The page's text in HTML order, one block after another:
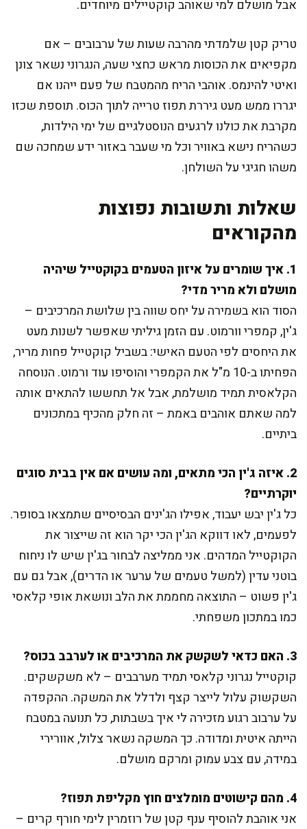
אבל מושלם למי שאוהב קוקטיילים מיוחדים.
טריק קטן שלמדתי מהרבה שעות של ערבובים – אם
מקפיאים את הכוסות מראש כחצי שעה, הנגרוני נשאר צונן
ואיטי להינמס. אוהבי הריח מהמטבח של פעם ייהנו אם
יגררו ממש מעט גיררת תפוז טרייה לתוך הכוס. תוספת שכזו
מקרבת את כולנו לרגעים הנוסטלגיים של ימי הילדות,
כשהריח נישא באוויר וכל מי שעבר באזור ידע שמחכה שם
משהו חגיגי על השולחן.
שאלות ותשובות נפוצות
מהקוראים
1. איך שומרים על איזון הטעמים בקוקטייל שיהיה
מושלם ולא מריר מדי?
הסוד הוא בשמירה על יחס שווה בין שלושת המרכיבים –
ג'ין, קמפרי וורמוט. עם הזמן גיליתי שאפשר לשנות מעט
את היחסים לפי הטעם האישי: בשביל קוקטייל פחות מריר,
הפחיתו ב-10 מ"ל את הקמפרי והוסיפו עוד ורמוט. הנוסחה
הקלאסית תמיד מושלמת, אבל אל תחששו להתאים אותה
למה שאתם אוהבים באמת – זה חלק מהכיף במתכונים
ביתיים.
2. איזה ג'ין הכי מתאים, ומה עושים אם אין בבית סוגים
יוקרתיים?
כל ג'ין יבש יעבוד, אפילו הג'ינים הבסיסיים שתמצאו בסופר.
לפעמים, לאו דווקא הג'ין הכי יקר הוא זה שייצור את
הקוקטייל המדהים. אני ממליצה לבחור בג'ין שיש לו ניחוח
בוטני עדין (למשל טעמים של ערער או הדרים), אבל גם עם
ג'ין פשוט – התוצאה מחממת את הלב ונושאת אופי קלאסי
כמו במתכון משפחתי.
3. האם כדאי לשקשק את המרכיבים או לערבב בכוס?
קוקטייל נגרוני קלאסי תמיד מערבבים – לא משקשקים.
השקשוק עלול לייצר קצף ולדלל את המשקה. ההקפדה
על ערבוב רגוע מזכירה לי איך בשבתות, כל תנועה במטבח
הייתה איטית ומדודה. כך המשקה נשאר צלול, אוורירי
במידה, עם צבע עמוק ומרקם מושלם.
4. מהם קישוטים מומלצים חוץ מקליפת תפוז?
אני אוהבת להוסיף ענף קטן של רוזמרין לימי חורף קרים –